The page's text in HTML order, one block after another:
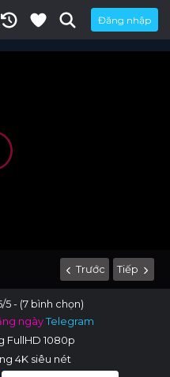
Đăng nhập
Trước Tiếp
5 - (7 bình chọn)
ngàyTelegram
FullHD 1080p
4K siêu nét